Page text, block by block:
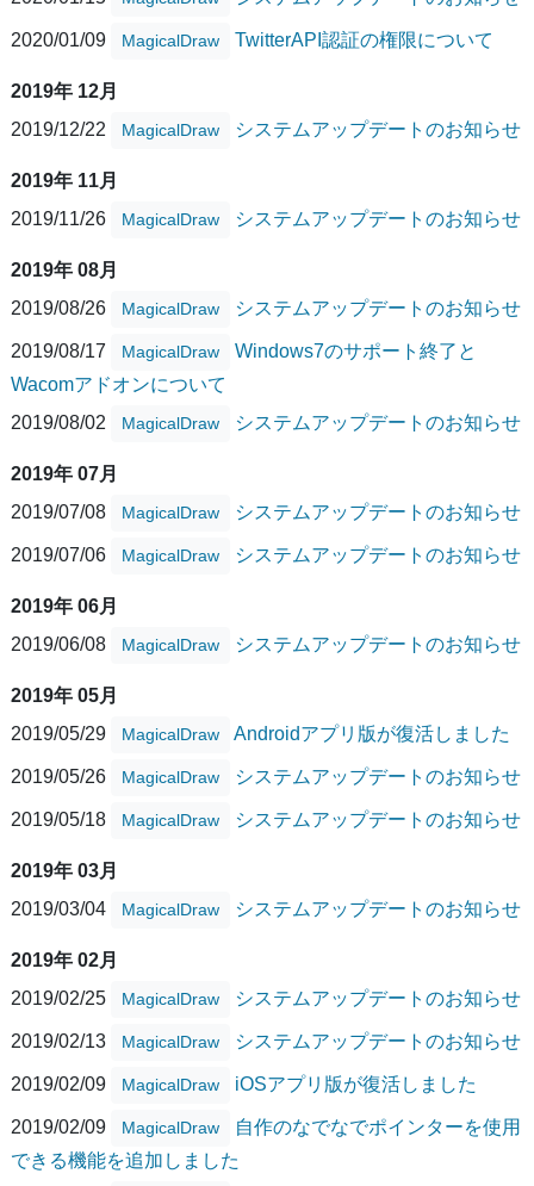
2020/01/09 MagicalDraw TwitterAPI認証の権限について
2019年 12月
2019/12/22
MagicalDraw システムアップデートのお知らせ
2019年 11月
2019/11/26
MagicalDraw システムアップデートのお知らせ
2019年 08月
2019/08/26
MagicalDraw システムアップデートのお知らせ
2019/08/17 MagicalDraw
Windows7のサポート終了と
Wacomアドオンについて
2019/08/02
MagicalDraw システムアップデートのお知らせ
2019年 07月
2019/07/08
MagicalDraw システムアップデートのお知らせ
2019/07/06 MagicalDraw システムアップデートのお知らせ
2019年 06月
2019/06/08
MagicalDraw システムアップデートのお知らせ
2019年 05月
2019/05/29
MagicalDraw Androidアプリ版が復活しました
2019/05/26 MagicalDraw システムアップデートのお知らせ
2019/05/18 MagicalDraw システムアップデートのお知らせ
2019年 03月
2019/03/04
MagicalDraw システムアップデートのお知らせ
2019年 02月
2019/02/25
MagicalDraw システムアップデートのお知らせ
2019/02/13 MagicalDraw システムアップデートのお知らせ
2019/02/09 MagicalDraw iOSアプリ版が復活しました
2019/02/09 MagicalDraw
自作のなでなでポインターを使用
できる機能を追加しました